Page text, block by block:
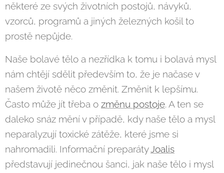
některé ze svých životních postojů, návyků,
vzorců, programů a jiných železných košil to
prostě nepůjde.
Naše bolavé tělo a nezřídka k tomu i bolavá mysl
nám chtějí sdělit především to, že je načase v
našem životě něco změnit. Změnit k lepšímu.
Často může jít třeba o změnu postoje. A ten se
daleko snáz mění v případě, kdy naše tělo a mysl
neparalyzují toxické zátěže, které jsme si
nahromadili. Informační preparátyJoalis
představují jedinečnou šanci, jak naše tělo i mysl